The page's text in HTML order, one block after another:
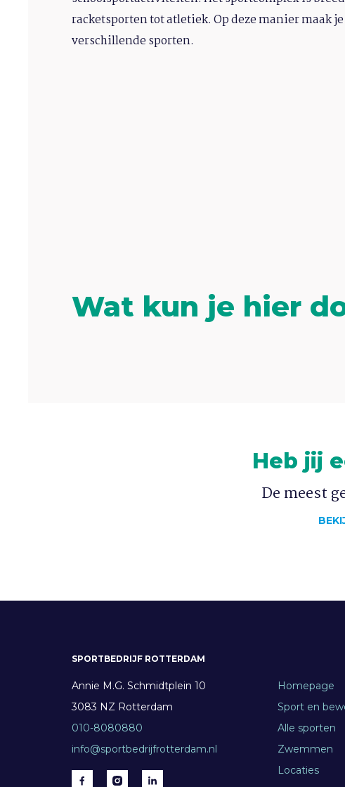
racketsporten tot atletiek. Op deze manier maak
verschillende sporten.
Wat kun je hier
Heb jij
De meest
SPORTBEDRIJF ROTTERDAM
Annie M.G. Schmidtplein 10
3083 NZ Rotterdam
010-8080880
info@sportbedrijfrotterdam.nl
Homepage
Sport en
Alle sporten
Zwemmen
Locaties